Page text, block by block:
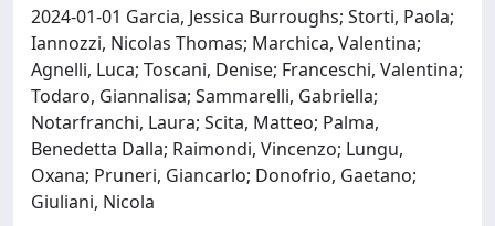
2024-01-01 Garcia, Jessica Burroughs; Storti, Paola;
Iannozzi, Nicolas Thomas; Marchica, Valentina;
Agnelli, Luca; Toscani, Denise; Franceschi, Valentina;
Todaro, Giannalisa; Sammarelli, Gabriella;
Notarfranchi, Laura; Scita, Matteo; Palma,
Benedetta Dalla; Raimondi, Vincenzo; Lungu,
Oxana; Pruneri, Giancarlo; Donofrio, Gaetano;
Giuliani, Nicola